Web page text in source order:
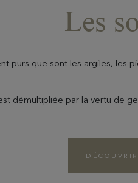
Les
purs que sont les argiles, les
démultipliée par la vertu de